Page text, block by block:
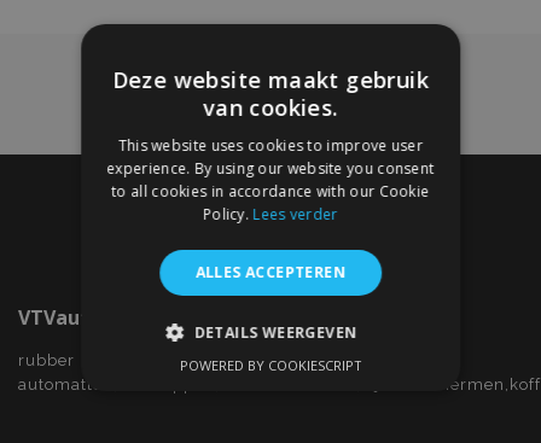
VTVauto.nl
rubber
Deze website maakt gebruik
van cookies.
This website uses cookies to improve user
experience. By using our website you consent
to all cookies in accordance with our Cookie
Policy. Lees verder
ALLES ACCEPTEREN
DETAILS WEERGEVEN
POWERED BY COOKIESCRIPT